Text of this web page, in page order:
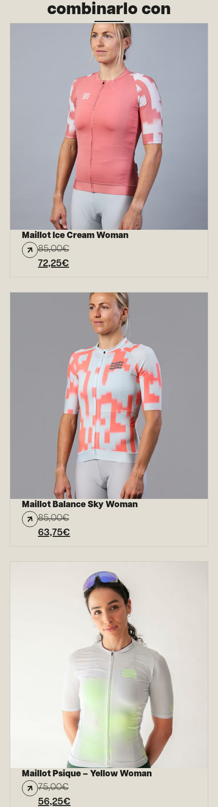
combinarlo con
Maillot Ice Cream Woman
85,00€
72,25€
Maillot Balance Sky Woman
85,00€
63,75€
Maillot Psique – Yellow Woman
75,00€
56,25€